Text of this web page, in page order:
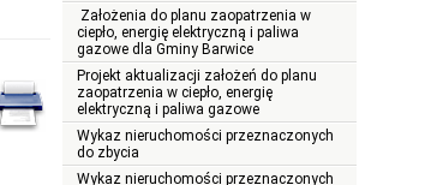
Założenia do planu zaopatrzenia w
ciepło, energię elektryczną i paliwa
gazowe dla Gminy Barwice
Projekt aktualizacji założeń do planu
zaopatrzenia w ciepło, energię
elektryczną i paliwa gazowe
Wykaz nieruchomości przeznaczonych
do zbycia
Wykaz nieruchomości przeznaczonych